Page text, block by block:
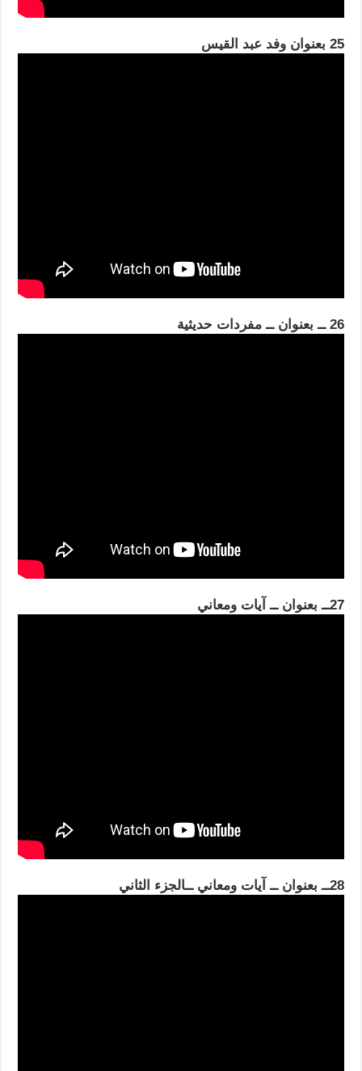
25 بعنوان وفد عبد القيس
26 ــ بعنوان ــ مفردات حديثية
27ــ بعنوان ــ آيات ومعاني
28ــ بعنوان ــ آيات ومعاني ــالجزء الثاني